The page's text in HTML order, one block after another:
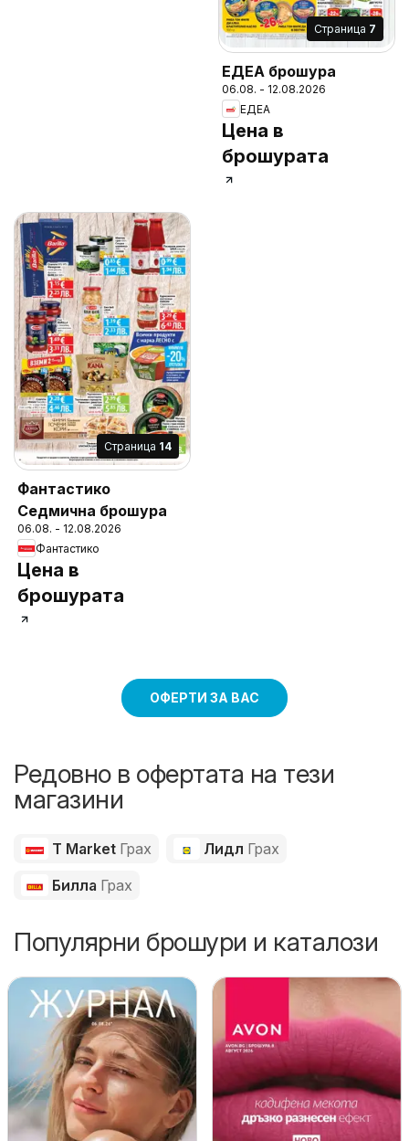
Cтраница 7
ЕДЕА брошура
06.08. - 12.08.2026
ЕДЕА
Цена в
брошурата
Cтраница 14
Фантастико
Седмична брошура
06.08. - 12.08.2026
Фантастико
Цена в
брошурата
ОФЕРТИ ЗА ВАС
Редовно в офертата на тези
магазини
T Market Грах Лидл Грах
Билла Грах
Популярни брошури и каталози